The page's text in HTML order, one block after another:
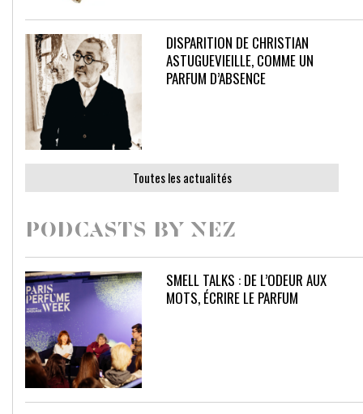
DISPARITION DE CHRISTIAN
ASTUGUEVIEILLE, COMME UN
PARFUM D’ABSENCE
Toutes les actualités
PODCASTS BY NEZ
SMELL TALKS : DE L’ODEUR AUX
MOTS, ÉCRIRE LE PARFUM